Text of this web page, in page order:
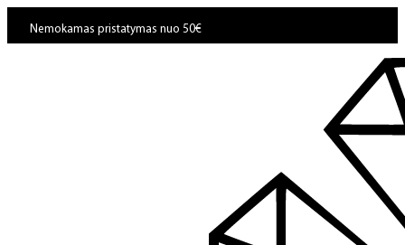
Nemokamas pristatymas nuo 50€